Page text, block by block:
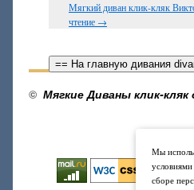
Мягкий диван клик-кляк
чтение →
Мы
сборе
== На главную дивания
© Мягкие Диваны клик-